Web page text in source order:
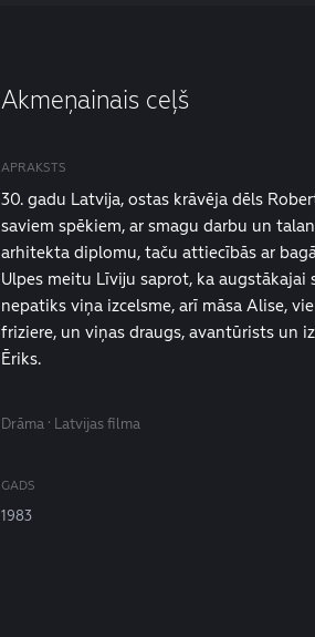
Akmeņainais ceļš
APRAKSTS
30. gadu Latvija, ostas krāvēja dēls
saviem spēkiem, ar smagu darbu un
arhitekta diplomu, taču attiecībās ar
Ulpes meitu Līviju saprot, ka augstākajai
nepatiks viņa izcelsme, arī māsa Alise,
friziere, un viņas draugs, avantūrists un
Ēriks.
Drāma · Latvijas filma
GADS
1983